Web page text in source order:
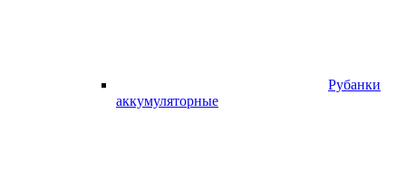
Рубанки
аккумуляторные